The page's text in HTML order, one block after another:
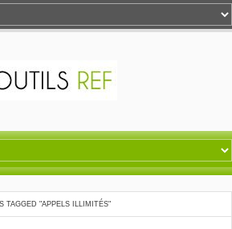
TAGGED "APPELS ILLIMITÉS"